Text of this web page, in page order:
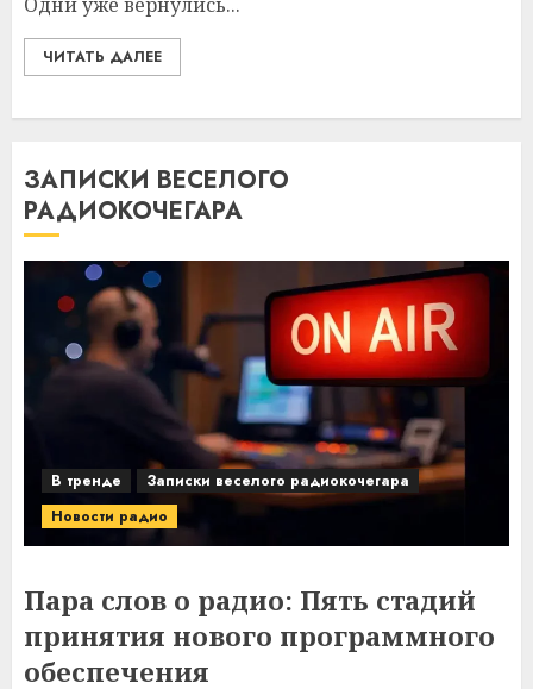
ЧИТАТЬ ДАЛЕЕ
ЗАПИСКИ ВЕСЕЛОГО
РАДИОКОЧЕГАРА
В тренде
Записки веселого радиокочегара
Новости радио
Пара слов о радио: Пять стадий
принятия нового программного
обеспечения